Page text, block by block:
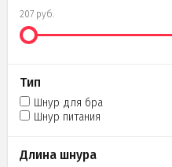
207 руб.
Тип
Шнур для бра
Шнур питания
Длина шнура